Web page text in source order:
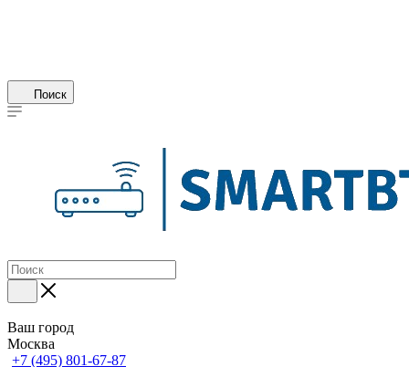
Поиск
Ваш город
Москва
+7 (495) 801-67-87